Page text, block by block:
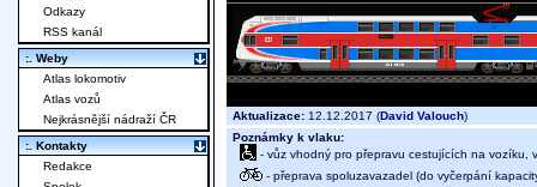
Aktualizace: 12.12.2017 (David Valouch)
Poznámky k vlaku:
- vůz vhodný pro přepravu cestujících na vozíku,
- přeprava spoluzavazadel (do vyčerpání
Odkazy
RSS kanál
:. Weby
Atlas lokomotiv
Atlas vozů
Nejkrásnější nádraží ČR
:. Kontakty
Redakce